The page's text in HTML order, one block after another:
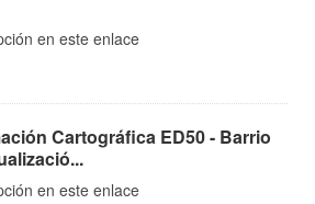
en este enlace
Cartográfica ED50 - Barrio
en este enlace